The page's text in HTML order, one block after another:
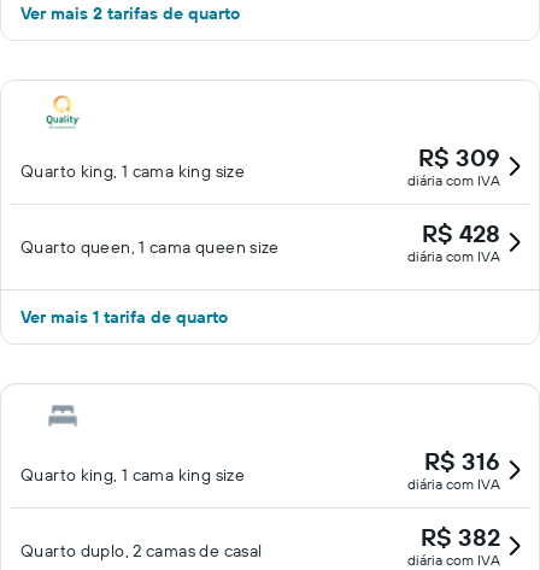
Ver mais 2 tarifas de quarto
Quarto king, 1 cama king size R$ 309
diária com IVA
Quarto queen, 1 cama queen size R$ 428
diária com IVA
Ver mais 1 tarifa de quarto
Quarto king, 1 cama king size R$ 316
diária com IVA
Quarto duplo, 2 camas de casal R$ 382
diária com IVA